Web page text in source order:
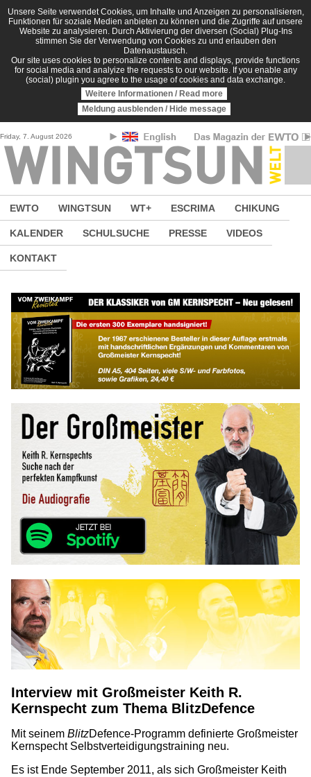
Direkt zum Inhalt
Unsere Seite verwendet Cookies, um Inhalte und Anzeigen zu personalisieren,
Funktionen für soziale Medien anbieten zu können und die Zugriffe auf unsere
Website zu analysieren. Durch Aktivierung der diversen (Social) Plug-Ins
stimmen Sie der Verwendung von Cookies zu und erlauben den
Datenaustausch.
Our site uses cookies to personalize contents and displays, provide functions
for social media and analyize the requests to our website. If you enable any
(social) plugin you agree to the usage of cookies and data exchange.
Weitere Informationen / Read more
Meldung ausblenden / Hide message
Friday, 7. August 2026
EWTO WINGTSUN WT+ ESCRIMA CHIKUNG
KALENDER SCHULSUCHE PRESSE VIDEOS
KONTAKT
Interview mit Großmeister Keith R.
Kernspecht zum Thema BlitzDefence
Mit seinem BlitzDefence-Programm definierte Großmeister
Kernspecht Selbstverteidigungstraining neu.
Es ist Ende September 2011, als sich Großmeister Keith